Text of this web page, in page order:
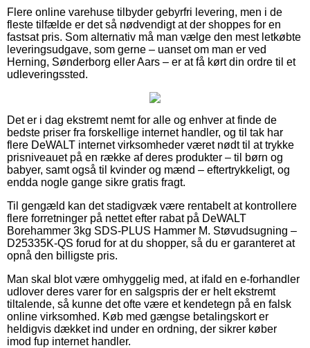
Flere online varehuse tilbyder gebyrfri levering, men i de
fleste tilfælde er det så nødvendigt at der shoppes for en
fastsat pris. Som alternativ må man vælge den mest letkøbte
leveringsudgave, som gerne – uanset om man er ved
Herning, Sønderborg eller Aars – er at få kørt din ordre til et
udleveringssted.
Det er i dag ekstremt nemt for alle og enhver at finde de
bedste priser fra forskellige internet handler, og til tak har
flere DeWALT internet virksomheder været nødt til at trykke
prisniveauet på en række af deres produkter – til børn og
babyer, samt også til kvinder og mænd – eftertrykkeligt, og
endda nogle gange sikre gratis fragt.
Til gengæld kan det stadigvæk være rentabelt at kontrollere
flere forretninger på nettet efter rabat på DeWALT
Borehammer 3kg SDS-PLUS Hammer M. Støvudsugning –
D25335K-QS forud for at du shopper, så du er garanteret at
opnå den billigste pris.
Man skal blot være omhyggelig med, at ifald en e-forhandler
udlover deres varer for en salgspris der er helt ekstremt
tiltalende, så kunne det ofte være et kendetegn på en falsk
online virksomhed. Køb med gængse betalingskort er
heldigvis dækket ind under en ordning, der sikrer køber
imod fup internet handler.